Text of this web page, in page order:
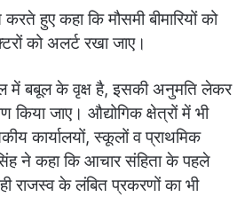
हुए कहा कि मौसमी बीमारियों को
को अलर्ट रखा जाए।
में बबूल के वृक्ष है, इसकी अनुमति लेकर
किया जाए। औद्योगिक क्षेत्रों में भी
कार्यालयों, स्कूलों व प्राथमिक
ने कहा कि आचार संहिता के पहले
राजस्व के लंबित प्रकरणों का भी